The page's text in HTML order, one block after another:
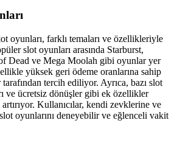
oyunları, farklı temaları ve özellikleriyle
slot oyunları arasında Starburst,
Dead ve Mega Moolah gibi oyunlar yer
yüksek geri ödeme oranlarına sahip
tercih ediliyor. Ayrıca, bazı slot
ve ücretsiz dönüşler gibi ek özellikler
artırıyor. Kullanıcılar, kendi zevklerine ve
oyunlarını deneyebilir ve eğlenceli vakit